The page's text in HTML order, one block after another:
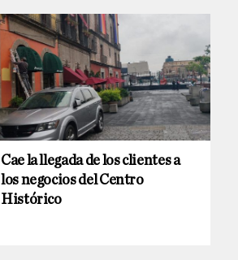
Cae la llegada de los clientes a
los negocios del Centro
Histórico